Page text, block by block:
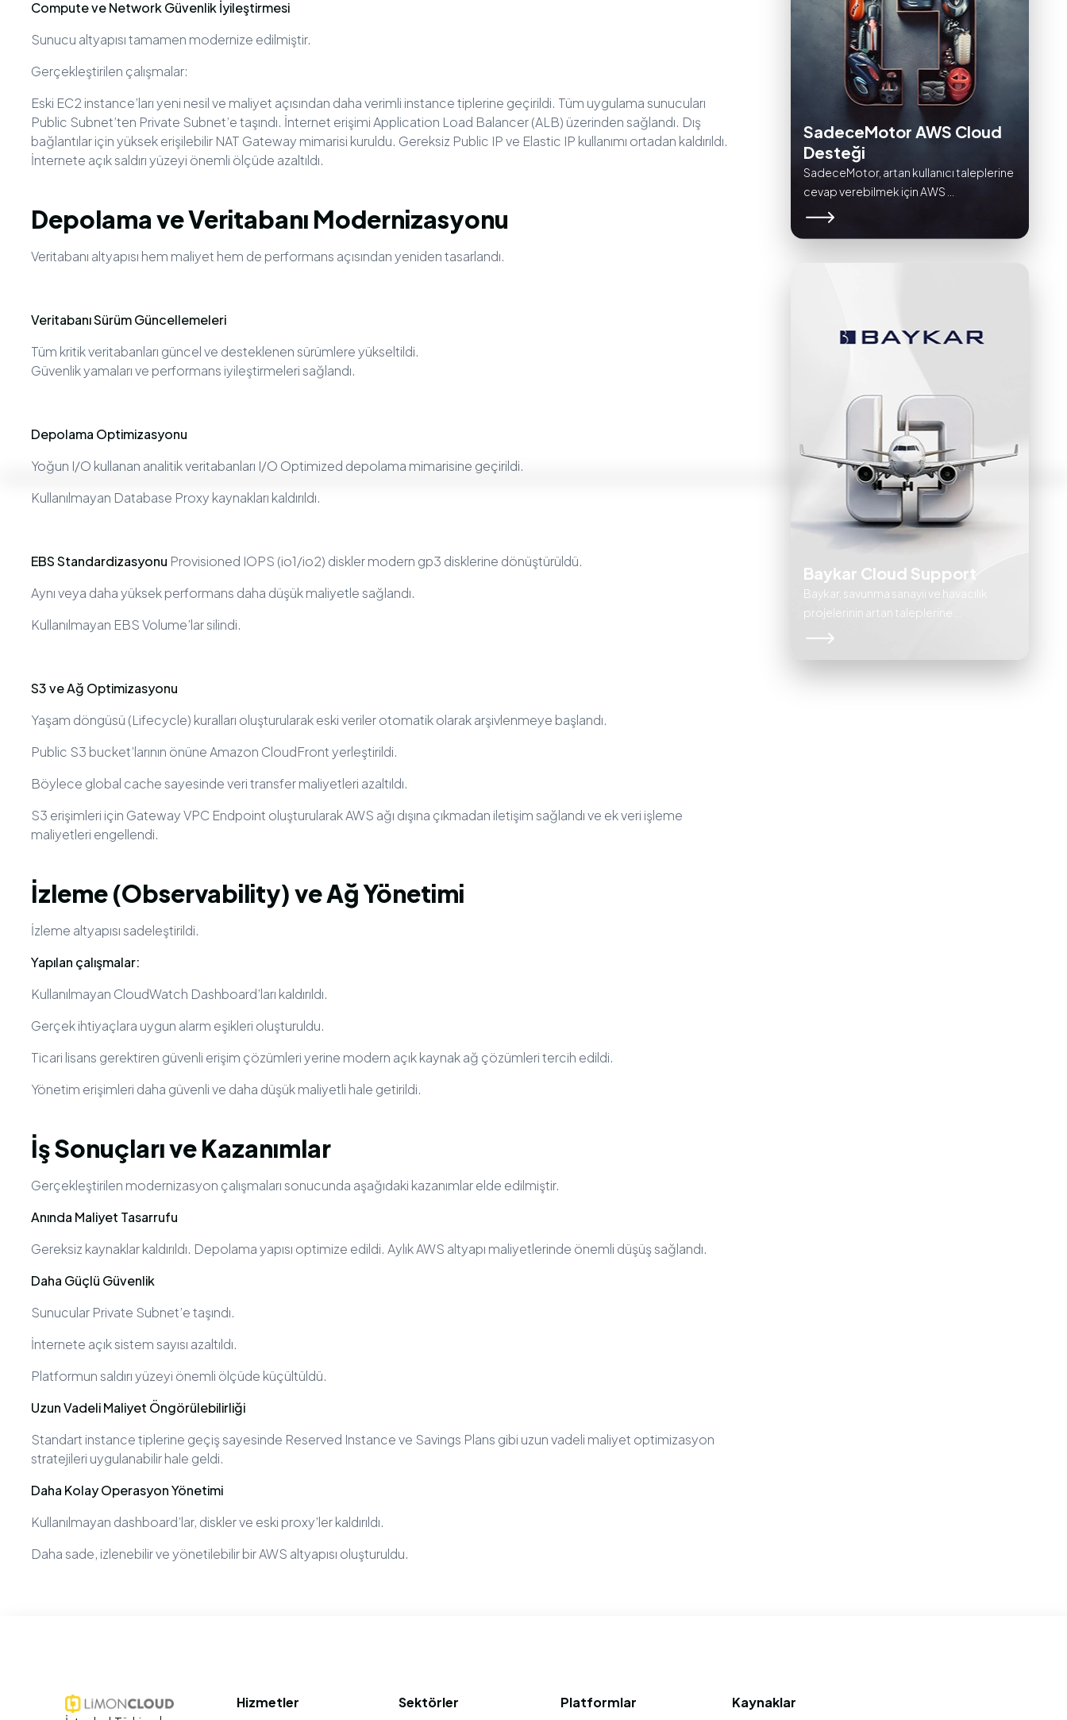
Compute ve Network Güvenlik İyileştirmesi
Sunucu altyapısı tamamen modernize edilmiştir.
Gerçekleştirilen çalışmalar:
Eski EC2 instance’ları yeni nesil ve maliyet açısından daha verimli instance tiplerine geçirildi. Tüm uygulama sunucuları
Public Subnet’ten Private Subnet’e taşındı. İnternet erişimi Application Load Balancer (ALB) üzerinden sağlandı. Dış
bağlantılar için yüksek erişilebilir NAT Gateway mimarisi kuruldu. Gereksiz Public IP ve Elastic IP kullanımı ortadan kaldırıldı.
İnternete açık saldırı yüzeyi önemli ölçüde azaltıldı.
Depolama ve Veritabanı Modernizasyonu
Veritabanı altyapısı hem maliyet hem de performans açısından yeniden tasarlandı.
Veritabanı Sürüm Güncellemeleri
Tüm kritik veritabanları güncel ve desteklenen sürümlere yükseltildi.
Güvenlik yamaları ve performans iyileştirmeleri sağlandı.
Depolama Optimizasyonu
Yoğun I/O kullanan analitik veritabanları I/O Optimized depolama mimarisine geçirildi.
Kullanılmayan Database Proxy kaynakları kaldırıldı.
EBS Standardizasyonu Provisioned IOPS (io1/io2) diskler modern gp3 disklerine dönüştürüldü.
Aynı veya daha yüksek performans daha düşük maliyetle sağlandı.
Kullanılmayan EBS Volume’lar silindi.
S3 ve Ağ Optimizasyonu
Yaşam döngüsü (Lifecycle) kuralları oluşturularak eski veriler otomatik olarak arşivlenmeye başlandı.
Public S3 bucket’larının önüne Amazon CloudFront yerleştirildi.
Böylece global cache sayesinde veri transfer maliyetleri azaltıldı.
S3 erişimleri için Gateway VPC Endpoint oluşturularak AWS ağı dışına çıkmadan iletişim sağlandı ve ek veri işleme
maliyetleri engellendi.
İzleme (Observability) ve Ağ Yönetimi
İzleme altyapısı sadeleştirildi.
Yapılan çalışmalar:
Kullanılmayan CloudWatch Dashboard’ları kaldırıldı.
Gerçek ihtiyaçlara uygun alarm eşikleri oluşturuldu.
Ticari lisans gerektiren güvenli erişim çözümleri yerine modern açık kaynak ağ çözümleri tercih edildi.
Yönetim erişimleri daha güvenli ve daha düşük maliyetli hale getirildi.
İş Sonuçları ve Kazanımlar
Gerçekleştirilen modernizasyon çalışmaları sonucunda aşağıdaki kazanımlar elde edilmiştir.
Anında Maliyet Tasarrufu
Gereksiz kaynaklar kaldırıldı. Depolama yapısı optimize edildi. Aylık AWS altyapı maliyetlerinde önemli düşüş sağlandı.
Daha Güçlü Güvenlik
Sunucular Private Subnet’e taşındı.
İnternete açık sistem sayısı azaltıldı.
Platformun saldırı yüzeyi önemli ölçüde küçültüldü.
Uzun Vadeli Maliyet Öngörülebilirliği
Standart instance tiplerine geçiş sayesinde Reserved Instance ve Savings Plans gibi uzun vadeli maliyet optimizasyon
stratejileri uygulanabilir hale geldi.
Daha Kolay Operasyon Yönetimi
Kullanılmayan dashboard’lar, diskler ve eski proxy’ler kaldırıldı.
Daha sade, izlenebilir ve yönetilebilir bir AWS altyapısı oluşturuldu.
SadeceMotor AWS Cloud
Desteği
SadeceMotor, artan kullanıcı taleplerine
cevap verebilmek için AWS ...
Baykar Cloud Support
Baykar, savunma sanayii ve havacılık
projelerinin artan taleplerine ...
Hizmetler Sektörler Platformlar Kaynaklar